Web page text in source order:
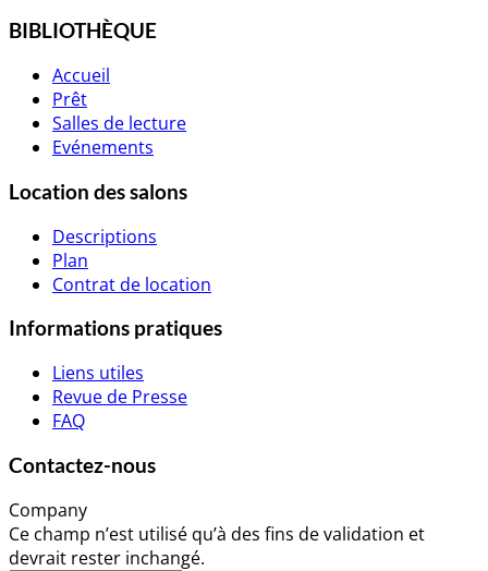
BIBLIOTHÈQUE
Accueil
Prêt
Salles de lecture
Evénements
Location des salons
Descriptions
Plan
Contrat de location
Informations pratiques
Liens utiles
Revue de Presse
FAQ
Contactez-nous
Company
Ce champ n’est utilisé qu’à des fins de validation et
devrait rester inchangé.